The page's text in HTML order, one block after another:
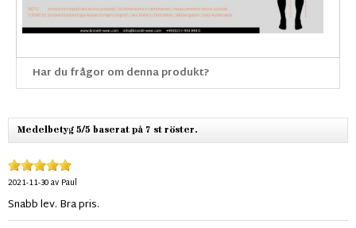
Har du frågor om denna produkt?
Medelbetyg 5/5 baserat på 7 st röster.
2021-11-30av Paul
Snabb lev. Bra pris.